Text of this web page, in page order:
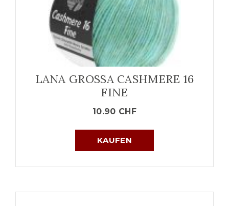
LANA GROSSA CASHMERE 16
FINE
10.90 CHF
KAUFEN